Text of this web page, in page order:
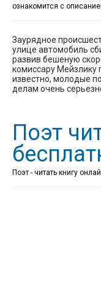
ознакомится с
Заурядное
улице автомобиль
развив бешеную
комиссару Мейзлику
известно, молодые
делам очень
Поэт
Поэт - читать книгу